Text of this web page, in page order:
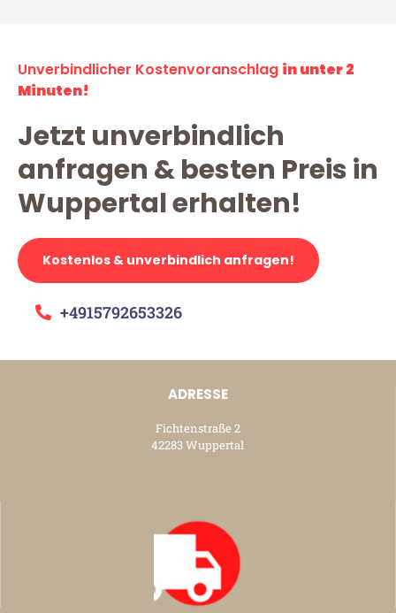
Unverbindlicher Kostenvoranschlag in unter 2
Minuten!
Jetzt unverbindlich
anfragen & besten Preis in
Wuppertal erhalten!
Kostenlos & unverbindlich anfragen!
+4915792653326
ADRESSE
Fichtenstraße 2
42283 Wuppertal